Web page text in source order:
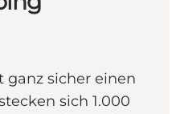
ganz sicher einen
sich 1.000